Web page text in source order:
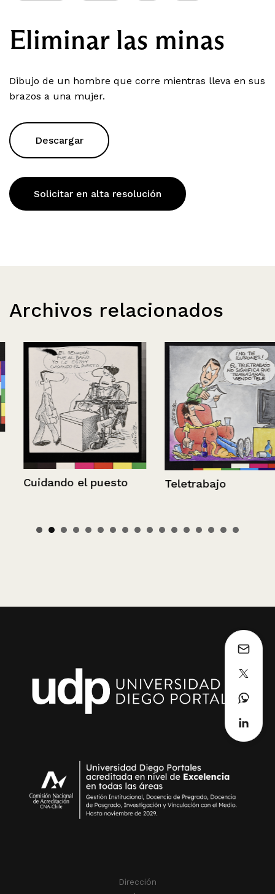
Eliminar las minas
Dibujo de un hombre que corre mientras lleva en sus
brazos a una mujer.
Descargar
Solicitar en alta resolución
Archivos relacionados
Cuidando el puesto Teletrabajo
Dirección